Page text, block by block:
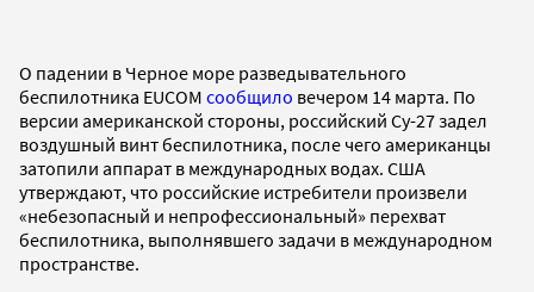
О падении в Черное море разведывательного
беспилотника EUCOM сообщило вечером 14 марта. По
версии американской стороны, российский Су-27 задел
воздушный винт беспилотника, после чего американцы
затопили аппарат в международных водах. США
утверждают, что российские истребители произвели
«небезопасный и непрофессиональный» перехват
беспилотника, выполнявшего задачи в международном
пространстве.